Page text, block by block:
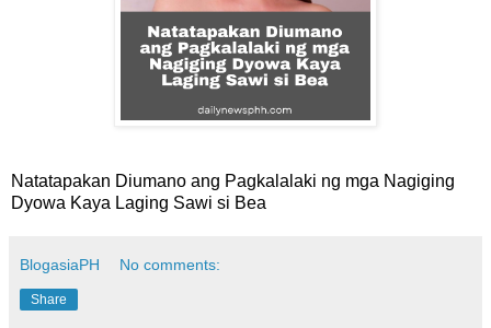
Natatapakan Diumano ang Pagkalalaki ng mga Nagiging
Dyowa Kaya Laging Sawi si Bea
BlogasiaPH No comments:
Share